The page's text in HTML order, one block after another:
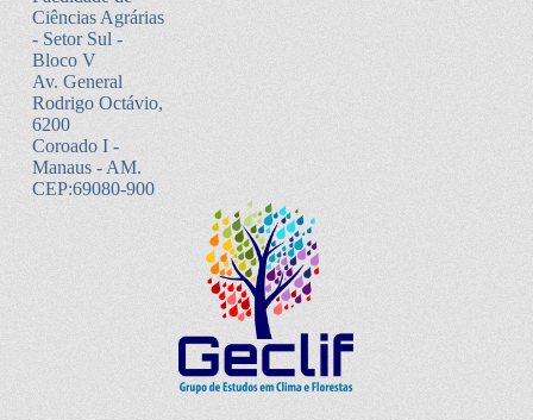
Ciências Agrárias
- Setor Sul -
Bloco V
Av. General
Rodrigo Octávio,
6200
Coroado I -
Manaus - AM.
CEP:69080-900